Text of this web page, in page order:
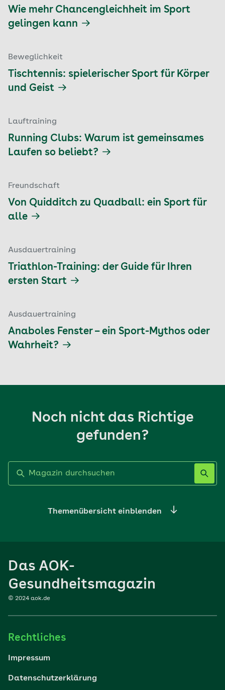
Wie mehr Chancengleichheit im Sport
gelingen kann
Beweglichkeit
Tischtennis: spielerischer Sport für Körper
und Geist
Lauftraining
Running Clubs: Warum ist gemeinsames
Laufen so beliebt?
Freundschaft
Von Quidditch zu Quadball: ein Sport für
alle
Ausdauertraining
Triathlon-Training: der Guide für Ihren
ersten Start
Ausdauertraining
Anaboles Fenster – ein Sport-Mythos oder
Wahrheit?
Noch nicht das Richtige
gefunden?
Themenübersicht einblenden
Sport
Reisen
Wohlbefinden
Das AOK-
Gesundheitsmagazin
© 2024 aok.de
Rechtliches
Impressum
Datenschutzerklärung